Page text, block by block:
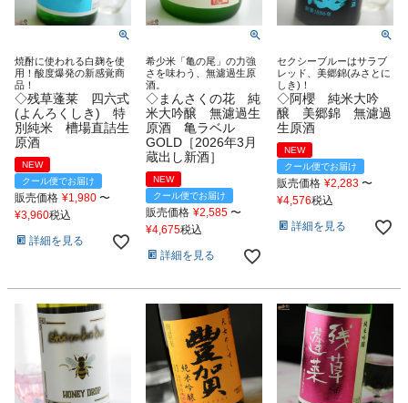
焼酎に使われる白麹を使
用！酸度爆発の新感覚商
品！
◇残草蓬莱 四六式
(よんろくしき) 特
別純米 槽場直詰生
原酒
NEW
クール便でお届け
販売価格 ¥1,980 〜
¥3,960税込
詳細を見る
希少米「亀の尾」の力強
さを味わう、無濾過生原
酒。
◇まんさくの花 純
米大吟醸 無濾過生
原酒 亀ラベル
GOLD［2026年3月
蔵出し新酒］
NEW
クール便でお届け
販売価格 ¥2,585 〜
¥4,675税込
詳細を見る
セクシーブルーはサラブ
レッド、美郷錦(みさとに
しき)！
◇阿櫻 純米大吟
醸 美郷錦 無濾過
生原酒
NEW
クール便でお届け
販売価格 ¥2,283 〜
¥4,576税込
詳細を見る